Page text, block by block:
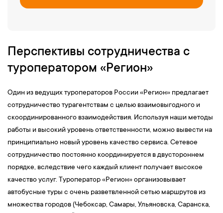
Перспективы сотрудничества с
туроператором «Регион»
Один из ведущих туроператоров России «Регион» предлагает
сотрудничество турагентствам с целью взаимовыгодного и
скоординированного взаимодействия. Используя наши методы
работы и высокий уровень ответственности, можно вывести на
принципиально новый уровень качество сервиса. Сетевое
сотрудничество постоянно координируется в двустороннем
порядке, вследствие чего каждый клиент получает высокое
качество услуг. Туроператор «Регион» организовывает
автобусные туры с очень разветвленной сетью маршрутов из
множества городов (Чебоксар, Самары, Ульяновска, Саранска,